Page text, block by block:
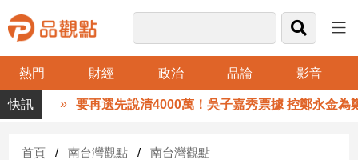
熱門 財經 政治 品論 影音
品
觀
財
要再選先說清4000萬！吳子嘉秀票據 控鄭永金為鄭朝
首頁 南台灣觀點 南台灣觀點